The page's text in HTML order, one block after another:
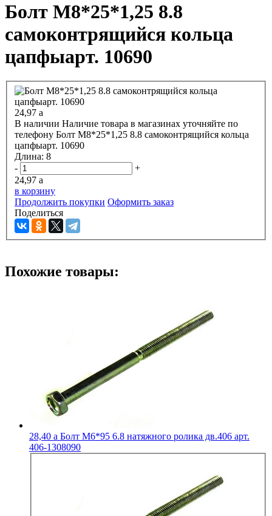
Болт М8*25*1,25 8.8
самоконтрящийся кольца
цапфыарт. 10690
24,97 a
В наличии Наличие товара в магазинах уточняйте по
телефону Болт М8*25*1,25 8.8 самоконтрящийся кольца
цапфыарт. 10690
Длина: 8
-
+
24,97 a
в корзину
Продолжить покупки Оформить заказ
Поделиться
Похожие товары:
28,40 a Болт М6*95 6.8 натяжного ролика дв.406 арт.
406-1308090